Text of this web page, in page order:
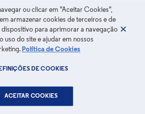
ou clicar em "Aceitar Cookies",
armazenar cookies de terceiros e de
dispositivo para aprimorar a navegação
uso do site e ajudar em nossos
Política de Cookies
DE COOKIES
ACEITAR COOKIES